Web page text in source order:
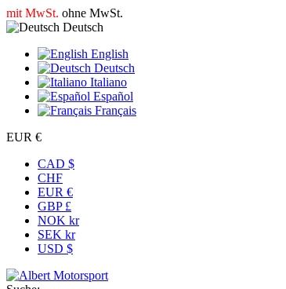
mit MwSt. ohne MwSt.
Deutsch
English
Deutsch
Italiano
Español
Français
EUR €
CAD $
CHF
EUR €
GBP £
NOK kr
SEK kr
USD $